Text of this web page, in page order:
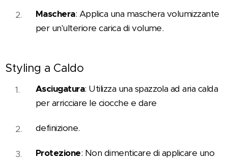
Maschera: Applica una maschera volumizzante
per un'ulteriore carica di volume.
Styling a Caldo
Asciugatura: Utilizza una spazzola ad aria calda
per arricciare le ciocche e dare
definizione.
Protezione: Non dimenticare di applicare uno